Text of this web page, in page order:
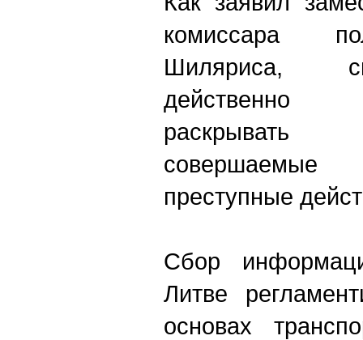
комиссара
Шиляриса,
действенно
преступные
Сбор
Литве
основах